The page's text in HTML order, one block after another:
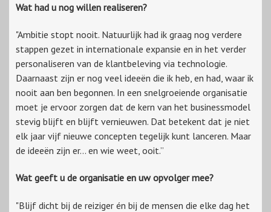
Wat had u nog willen realiseren?
"Ambitie stopt nooit. Natuurlijk had ik graag nog verdere
stappen gezet in internationale expansie en in het verder
personaliseren van de klantbeleving via technologie.
Daarnaast zijn er nog veel ideeën die ik heb, en had, waar ik
nooit aan ben begonnen. In een snelgroeiende organisatie
moet je ervoor zorgen dat de kern van het businessmodel
stevig blijft en blijft vernieuwen. Dat betekent dat je niet
elk jaar vijf nieuwe concepten tegelijk kunt lanceren. Maar
de ideeën zijn er… en wie weet, ooit.”
Wat geeft u de organisatie en uw opvolger mee?
"Blijf dicht bij de reiziger én bij de mensen die elke dag het